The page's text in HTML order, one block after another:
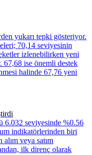
yukarı tepki gösteriyor.
70,14 seviyesinin
izlenebilirken yeni
67,68 ise önemli destek
halinde 67,76 yeni
6.032 seviyesinde %0.56
indikatörlerinden biri
alım veya satım
ilk direnç olarak